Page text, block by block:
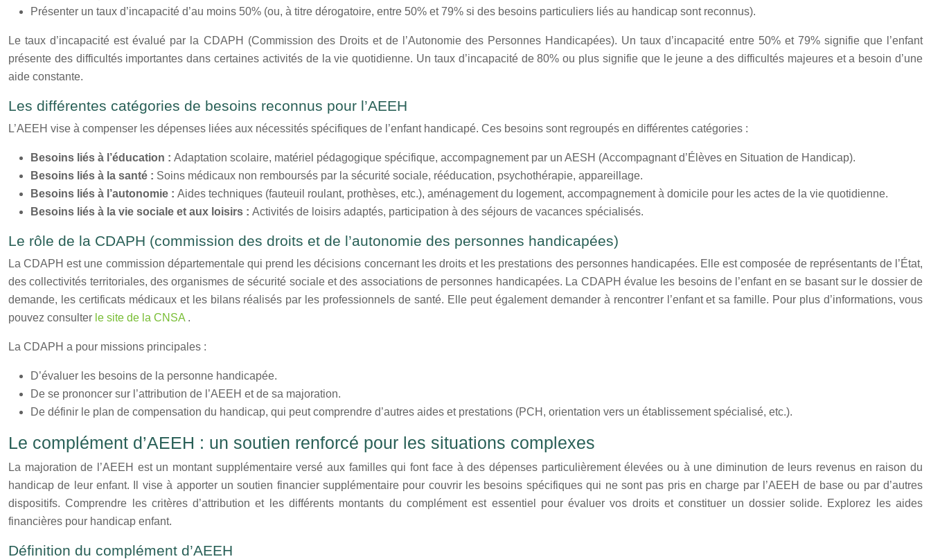
Présenter un taux d’incapacité d’au moins 50% (ou, à titre dérogatoire, entre 50% et 79% si des besoins particuliers liés au handicap sont reconnus).
Le taux d’incapacité est évalué par la CDAPH (Commission des Droits et de l’Autonomie des Personnes Handicapées). Un taux d’incapacité entre 50% et 79% signifie que l’enfant
présente des difficultés importantes dans certaines activités de la vie quotidienne. Un taux d’incapacité de 80% ou plus signifie que le jeune a des difficultés majeures et a besoin d’une
aide constante.
Les différentes catégories de besoins reconnus pour l’AEEH
L’AEEH vise à compenser les dépenses liées aux nécessités spécifiques de l’enfant handicapé. Ces besoins sont regroupés en différentes catégories :
Besoins liés à l’éducation : Adaptation scolaire, matériel pédagogique spécifique, accompagnement par un AESH (Accompagnant d’Élèves en Situation de Handicap).
Besoins liés à la santé : Soins médicaux non remboursés par la sécurité sociale, rééducation, psychothérapie, appareillage.
Besoins liés à l’autonomie : Aides techniques (fauteuil roulant, prothèses, etc.), aménagement du logement, accompagnement à domicile pour les actes de la vie quotidienne.
Besoins liés à la vie sociale et aux loisirs : Activités de loisirs adaptés, participation à des séjours de vacances spécialisés.
Le rôle de la CDAPH (commission des droits et de l’autonomie des personnes handicapées)
La CDAPH est une commission départementale qui prend les décisions concernant les droits et les prestations des personnes handicapées. Elle est composée de représentants de l’État,
des collectivités territoriales, des organismes de sécurité sociale et des associations de personnes handicapées. La CDAPH évalue les besoins de l’enfant en se basant sur le dossier de
demande, les certificats médicaux et les bilans réalisés par les professionnels de santé. Elle peut également demander à rencontrer l’enfant et sa famille. Pour plus d’informations, vous
pouvez consulter le site de la CNSA .
La CDAPH a pour missions principales :
D’évaluer les besoins de la personne handicapée.
De se prononcer sur l’attribution de l’AEEH et de sa majoration.
De définir le plan de compensation du handicap, qui peut comprendre d’autres aides et prestations (PCH, orientation vers un établissement spécialisé, etc.).
Le complément d’AEEH : un soutien renforcé pour les situations complexes
La majoration de l’AEEH est un montant supplémentaire versé aux familles qui font face à des dépenses particulièrement élevées ou à une diminution de leurs revenus en raison du
handicap de leur enfant. Il vise à apporter un soutien financier supplémentaire pour couvrir les besoins spécifiques qui ne sont pas pris en charge par l’AEEH de base ou par d’autres
dispositifs. Comprendre les critères d’attribution et les différents montants du complément est essentiel pour évaluer vos droits et constituer un dossier solide. Explorez les aides
financières pour handicap enfant.
Définition du complément d’AEEH